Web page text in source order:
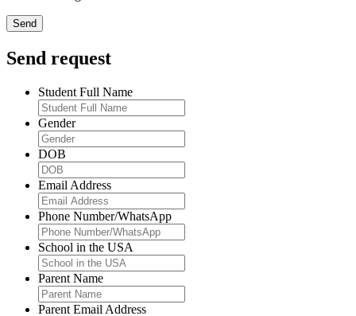
Send request
Student Full Name
Gender
DOB
Email Address
Phone Number/WhatsApp
School in the USA
Parent Name
Parent Email Address